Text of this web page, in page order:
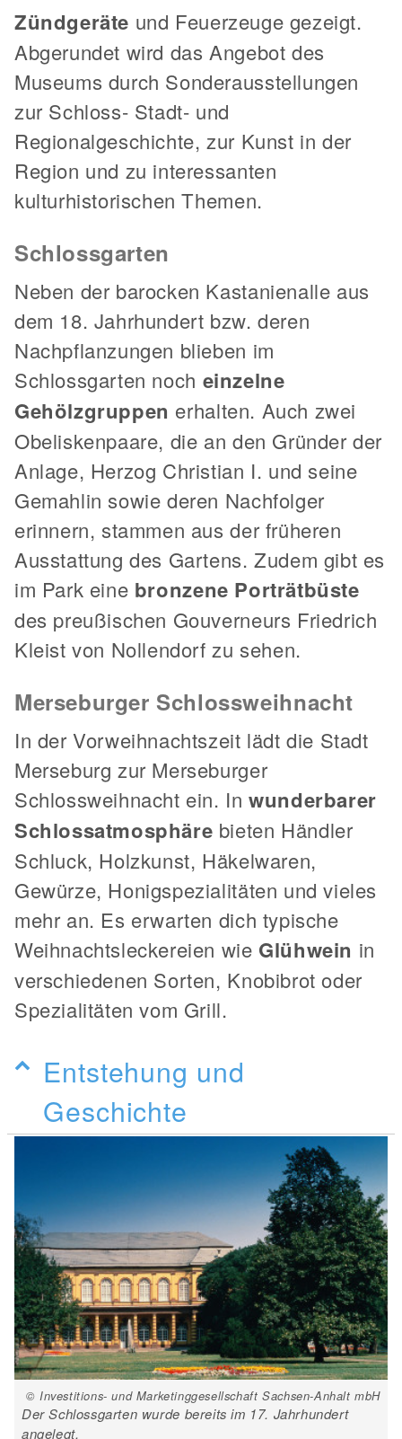
Zündgeräte und Feuerzeuge gezeigt.
Abgerundet wird das Angebot des
Museums durch Sonderausstellungen
zur Schloss- Stadt- und
Regionalgeschichte, zur Kunst in der
Region und zu interessanten
kulturhistorischen Themen.
Schlossgarten
Neben der barocken Kastanienalle aus
dem 18. Jahrhundert bzw. deren
Nachpflanzungen blieben im
Schlossgarten noch einzelne
Gehölzgruppen erhalten. Auch zwei
Obeliskenpaare, die an den Gründer der
Anlage, Herzog Christian I. und seine
Gemahlin sowie deren Nachfolger
erinnern, stammen aus der früheren
Ausstattung des Gartens. Zudem gibt es
im Park eine bronzene Porträtbüste
des preußischen Gouverneurs Friedrich
Kleist von Nollendorf zu sehen.
Merseburger Schlossweihnacht
In der Vorweihnachtszeit lädt die Stadt
Merseburg zur Merseburger
Schlossweihnacht ein. Inwunderbarer
Schlossatmosphäre bieten Händler
Schluck, Holzkunst, Häkelwaren,
Gewürze, Honigspezialitäten und vieles
mehr an. Es erwarten dich typische
Weihnachtsleckereien wie Glühwein in
verschiedenen Sorten, Knobibrot oder
Spezialitäten vom Grill.
Entstehung und
Geschichte
© Investitions- und Marketinggesellschaft Sachsen-Anhalt mbH
Der Schlossgarten wurde bereits im 17. Jahrhundert
angelegt.